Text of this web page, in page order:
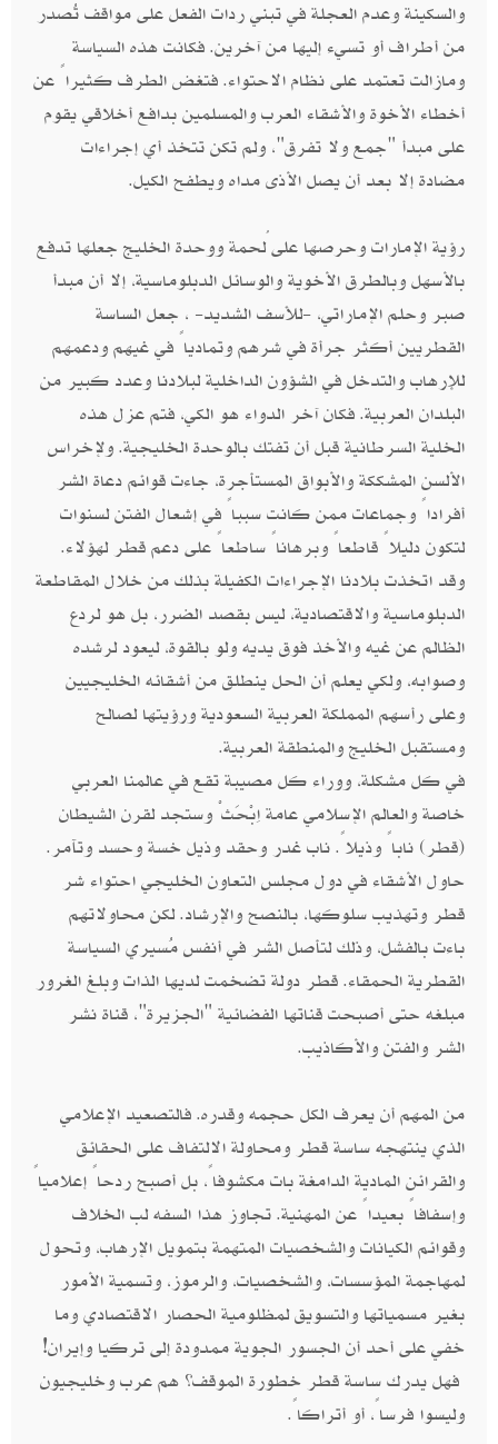
والسكينة وعدم العجلة في تبني ردات الفعل على مواقف تُصدر
من أطراف أو تسيء إليها من آخرين. فكانت هذه السياسة
ومازالت تعتمد على نظام الاحتواء. فتغض الطرف كثيراً عن
أخطاء الأخوة والأشقاء العرب والمسلمين بدافع أخلاقي يقوم
على مبدأ "جمع ولا تفرق"، ولم تكن تتخذ أي إجراءات
مضادة إلا بعد أن يصل الأذى مداه ويطفح الكيل.
رؤية الإمارات وحرصها على ُلحمة ووحدة الخليج جعلها تدفع
بالأسهل وبالطرق الأخوية والوسائل الدبلوماسية، إلا أن مبدأ
صبر وحلم الإماراتي، -للأسف الشديد- ، جعل الساسة
القطريين أكثر جرأة في شرهم وتمادياً في غيهم ودعمهم
للإرهاب والتدخل في الشؤون الداخلية لبلادنا وعدد كبير من
البلدان العربية. فكان آخر الدواء هو الكي، فتم عزل هذه
الخلية السرطانية قبل أن تفتك بالوحدة الخليجية. ولإخراس
الألسن المشككة والأبواق المستأجرة، جاءت قوائم دعاة الشر
أفراداً وجماعات ممن كانت سبباً في إشعال الفتن لسنوات
لتكون دليلاً قاطعاً وبرهاناً ساطعاً على دعم قطر لهؤلاء.
وقد اتخذت بلادنا الإجراءات الكفيلة بذلك من خلال المقاطعة
الدبلوماسية والاقتصادية، ليس بقصد الضرر، بل هو لردع
الظالم عن غيه والأخذ فوق يديه ولو بالقوة، ليعود لرشده
وصوابه، ولكي يعلم أن الحل ينطلق من أشقائه الخليجيين
وعلى رأسهم المملكة العربية السعودية ورؤيتها لصالح
ومستقبل الخليج والمنطقة العربية.
في كل مشكلة، ووراء كل مصيبة تقع في عالمنا العربي
خاصة والعالم الإسلامي عامة اِبْحَثْ وستجد لقرن الشيطان
(قطر) ناباً وذيلاً. ناب غدر وحقد وذيل خسة وحسد وتآمر.
حاول الأشقاء في دول مجلس التعاون الخليجي احتواء شر
قطر وتهذيب سلوكها، بالنصح والإرشاد. لكن محاولاتهم
باءت بالفشل، وذلك لتأصل الشر في أنفس مُسيري السياسة
القطرية الحمقاء. قطر دولة تضخمت لديها الذات وبلغ الغرور
مبلغه حتى أصبحت قناتها الفضائية "الجزيرة"، قناة نشر
الشر والفتن والأكاذيب.
من المهم أن يعرف الكل حجمه وقدره. فالتصعيد الإعلامي
الذي ينتهجه ساسة قطر ومحاولة الالتفاف على الحقائق
والقرائن المادية الدامغة بات مكشوفاً، بل أصبح ردحاً إعلامياً
وإسفافاً بعيداً عن المهنية. تجاوز هذا السفه لب الخلاف
وقوائم الكيانات والشخصيات المتهمة بتمويل الإرهاب، وتحول
لمهاجمة المؤسسات، والشخصيات، والرموز، وتسمية الأمور
بغير مسمياتها والتسويق لمظلومية الحصار الاقتصادي وما
خفي على أحد أن الجسور الجوية ممدودة إلى تركيا وإيران!
فهل يدرك ساسة قطر خطورة الموقف؟ هم عرب وخليجيون
وليسوا فرساً، أو أتراكاً.